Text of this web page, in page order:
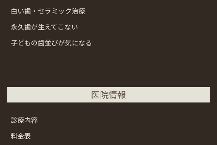
白い歯・セラミック治療
永久歯が生えてこない
子どもの歯並びが気になる
医院情報
診療内容
料金表